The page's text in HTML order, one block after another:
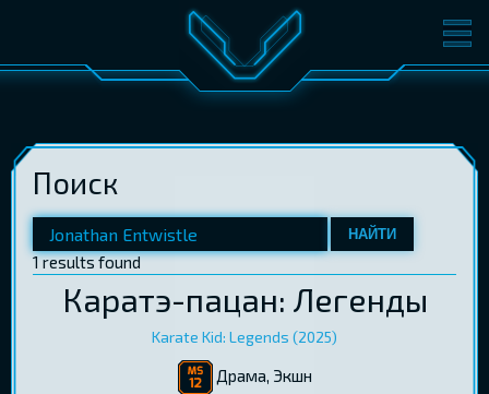
ФИЛЬМЫ БИЛЕТЫ
КОНФЕРЕНЦИИ
ПОДАРОЧНЫЕ КАРТЫ
Поиск
НАЙТИ
1 results found
Каратэ-пацан: Легенды
Karate Kid: Legends (2025)
Драма, Экшн